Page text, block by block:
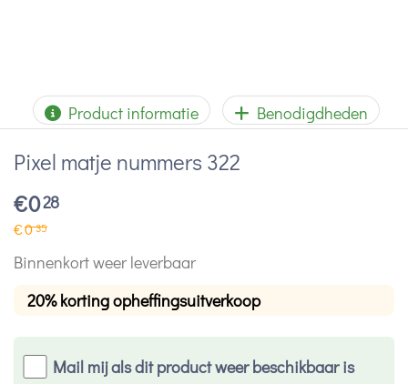
Product informatie Benodigdheden
Pixel matje nummers 322
€028
€035
Binnenkort weer leverbaar
20% korting opheffingsuitverkoop
Mail mij als dit product weer beschikbaar is